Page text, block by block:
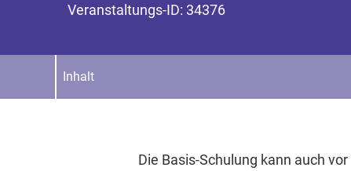
Veranstaltungs-ID: 34376
Inhalt
Die Basis-Schulung kann auch